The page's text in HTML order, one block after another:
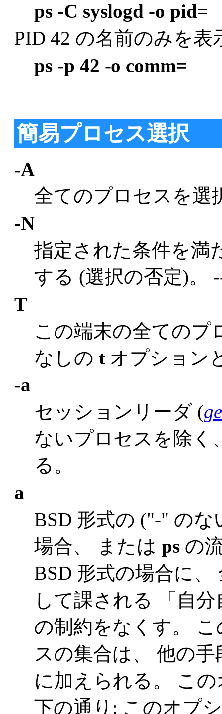
ps -C syslogd -o pid=
PID 42 の名前のみを表
ps -p 42 -o comm=
簡易プロセス選択
-A
全てのプロセスを選
-N
指定された条件を満
する (選択の否定)。
T
この端末の全てのプ
なしのt オプション
-a
セッションリーダ (
ないプロセスを除く
る。
a
BSD 形式の ("-" の
場合、 またはps の
BSD 形式の場合に
して課される 「自
の制約をなくす。
スの集合は、 他の
に加えられる。 こ
下の通り: このオプ